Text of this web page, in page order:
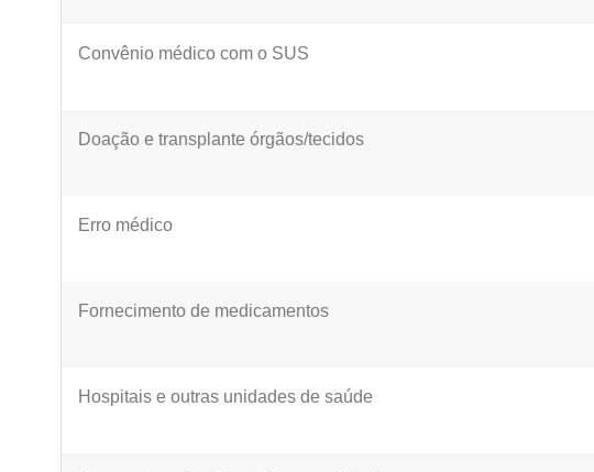
Convênio médico com o SUS
Doação e transplante órgãos/tecidos
Erro médico
Fornecimento de medicamentos
Hospitais e outras unidades de saúde